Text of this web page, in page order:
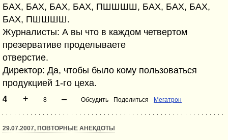
БАХ, БАХ, БАХ, БАХ, ПШШШШ, БАХ, БАХ, БАХ,
БАХ, ПШШШШ.
Журналисты: А вы что в каждом четвертом
презервативе проделываете
отверстие.
Директор: Да, чтобы было кому пользоваться
продукцией 1-го цеха.
4 + 8 – Обсудить Поделиться Мегатрон
29.07.2007, ПОВТОРНЫЕ АНЕКДОТЫ